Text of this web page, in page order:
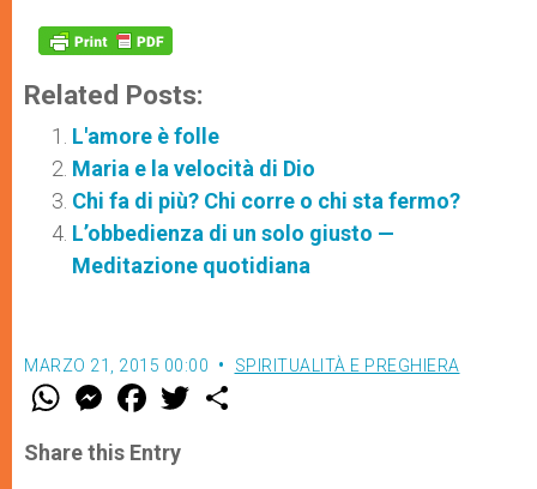
Related Posts:
L'amore è folle
Maria e la velocità di Dio
Chi fa di più? Chi corre o chi sta fermo?
L’obbedienza di un solo giusto —
Meditazione quotidiana
MARZO 21, 2015 00:00 SPIRITUALITÀ E PREGHIERA
W
t
s
M
e
s
e
F
a
e
b
w
Share this Entry